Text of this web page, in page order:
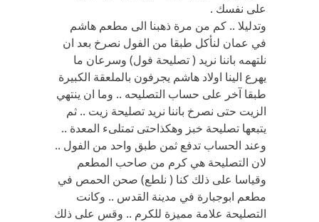
على نفسك .
وتدليلا .. كم من مرة ذهبنا الى مطعم هاشم
في عمان لنأكل طبقا من الفول نصرخ بعد ان
نلتهمه باننا نريد ( تصليحة فول) وسرعان ما
يهرع الينا اولاد هاشم يجرفون بالملعقة الكبيرة
طبقا آخر على حساب التصليحه .. وما ان ينتهي
الزيت حتى نصرخ باننا نريد تصليحة زيت .. ثم
يتبعها تصليحة خبز وهكذاحتى تمتلىء المعدة ..
وعند الحساب تدفع ثمن طبق واحد من الفول ..
لان التصليحة هي كرم من صاحب المطعم
وقياسا على ذلك كنا ( نلطع) صحن الحمص في
مطعم ابوجبارة في مدينة القدس .. وكانت
التصليحة علامة مميزة للكرم .. وقس على ذلك